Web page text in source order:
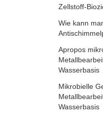
Zellstoff-
Wie kann
Apropos
Wasserbasis
Mikrobielle
Wasserbasis